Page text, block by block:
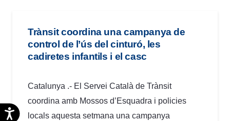
Accesibilidad
Trànsit coordina una campanya de
control de l’ús del cinturó, les
cadiretes infantils i el casc
Catalunya .- El Servei Català de Trànsit
coordina amb Mossos d’Esquadra i policies
locals aquesta setmana una campanya